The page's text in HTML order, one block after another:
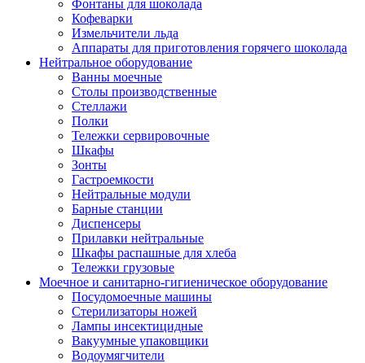
Фонтаны для шоколада
Кофеварки
Измельчители льда
Аппараты для приготовления горячего шоколада
Нейтральное оборудование
Ванны моечные
Столы производственные
Стеллажи
Полки
Тележки сервировочные
Шкафы
Зонты
Гастроемкости
Нейтральные модули
Барные станции
Диспенсеры
Прилавки нейтральные
Шкафы распашные для хлеба
Тележки грузовые
Моечное и санитарно-гигиеническое оборудование
Посудомоечные машины
Стерилизаторы ножей
Лампы инсектицидные
Вакуумные упаковщики
Водоумягчители